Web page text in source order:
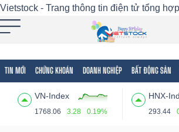
Vietstock - Trang thông tin điện tử tổng hợp
TIN MỚI CHỨNG KHOÁN DOANH NGHIỆP BẤT ĐỘNG SẢN
VN-Index
1768.06 3.28 0.19%
HNX-
293.44
Tất cả Tính năng Ngành Mã
Tính